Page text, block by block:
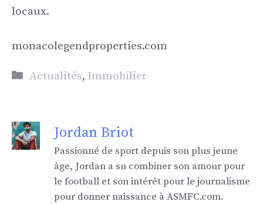
locaux.
monacolegendproperties.com
Catégories
Actualités, Immobilier
Jordan Briot
Passionné de sport depuis son plus jeune
âge, Jordan a su combiner son amour pour
le football et son intérêt pour le journalisme
pour donner naissance à ASMFC.com.